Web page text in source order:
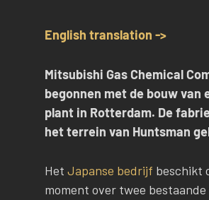
English translation ->
Mitsubishi Gas Chemical
begonnen met de bouw van
plant in Rotterdam. De
het terrein van Huntsman
Het Japanse bedrijf beschikt
moment over twee